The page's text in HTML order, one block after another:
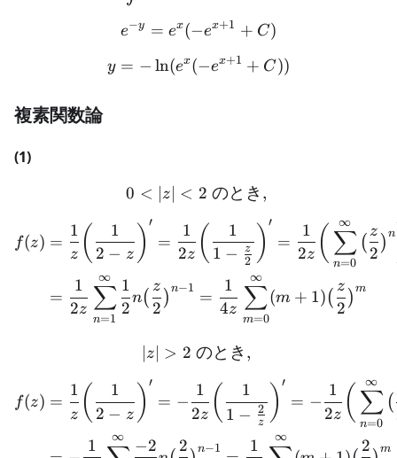
e^{-y} = e^{x}(-e^{x +
e−y = ex(−ex+1 + C)
y = -\ln(e^{x}(-e^{x + 1}
y = − ln(ex(−ex+1 + C))
複素関数論
(1)
0 < |z| < 2 \text{ のとき,
0 < z < 2 のとき ,
\begin{aligned} f(z)
f(z) =
z
1 ( 2 − z
1 ) ′
=
2z
1 ( 1 − 2
z
1 ) ′
=
2z
1 (
n=0
∑
∞
(
2
z
) n
=
2z
1
n=1
∑
∞
2
1
n(
2
z
) n−1 =
4z
1
m=0
∑
∞
(m + 1)(
2
z
) m
|z| > 2 \text{ のとき, }
z > 2 のとき ,
\begin{aligned} f(z)
f(z) =
z
1 ( 2 − z
1 ) ′
= −
2z
1 ( 1 − z
2
1 ) ′
= −
2z
1 (
n=0
∑
∞
(
1 ∞ −2 2 n−1 1 ∞ 2 m